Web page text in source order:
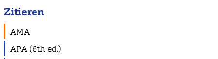
Zitieren
AMA
APA (6th ed.)